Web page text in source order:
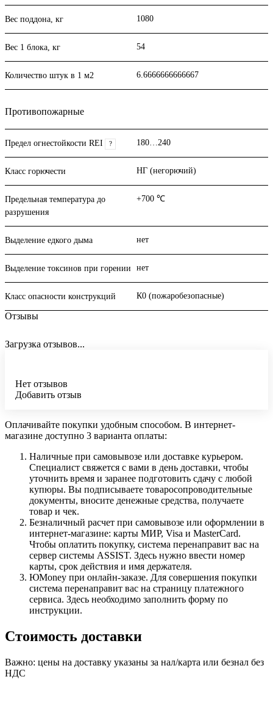
Вес поддона, кг 1080
Вес 1 блока, кг 54
Количество штук в 1 м2 6.6666666666667
Противопожарные
Предел огнестойкости REI ? 180…240
Класс горючести НГ (негорючий)
Предельная температура до
разрушения
+700 ℃
Выделение едкого дыма нет
Выделение токсинов при горении нет
Класс опасности конструкций К0 (пожаробезопасные)
Отзывы
Загрузка отзывов...
Нет отзывов
Добавить отзыв
Оплачивайте покупки удобным способом. В интернет-
магазине доступно 3 варианта оплаты:
Наличные при самовывозе или доставке курьером.
Специалист свяжется с вами в день доставки, чтобы
уточнить время и заранее подготовить сдачу с любой
купюры. Вы подписываете товаросопроводительные
документы, вносите денежные средства, получаете
товар и чек.
Безналичный расчет при самовывозе или оформлении в
интернет-магазине: карты МИР, Visa и MasterCard.
Чтобы оплатить покупку, система перенаправит вас на
сервер системы ASSIST. Здесь нужно ввести номер
карты, срок действия и имя держателя.
ЮMoney при онлайн-заказе. Для совершения покупки
система перенаправит вас на страницу платежного
сервиса. Здесь необходимо заполнить форму по
инструкции.
Стоимость доставки
Важно: цены на доставку указаны за нал/карта или безнал без
НДС